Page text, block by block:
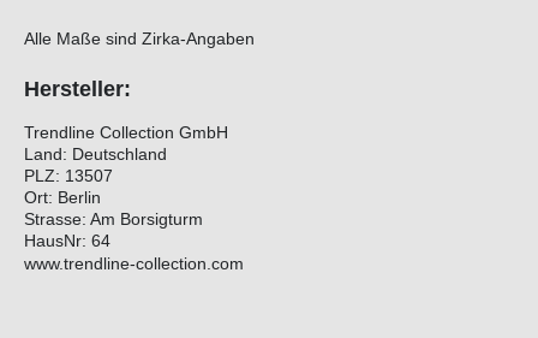
Alle Maße sind Zirka-Angaben
Hersteller:
Trendline Collection GmbH
Land: Deutschland
PLZ: 13507
Ort: Berlin
Strasse: Am Borsigturm
HausNr: 64
www.trendline-collection.com